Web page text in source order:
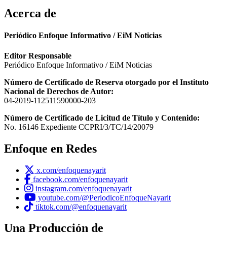
Acerca de
Periódico Enfoque Informativo / EiM Noticias
Editor Responsable
Periódico Enfoque Informativo / EiM Noticias
Número de Certificado de Reserva otorgado por el Instituto
Nacional de Derechos de Autor:
04-2019-112511590000-203
Número de Certificado de Licitud de Título y Contenido:
No. 16146 Expediente CCPRI/3/TC/14/20079
Enfoque en Redes
x.com/enfoquenayarit
facebook.com/enfoquenayarit
instagram.com/enfoquenayarit
youtube.com/@PeriodicoEnfoqueNayarit
tiktok.com/@enfoquenayarit
Una Producción de